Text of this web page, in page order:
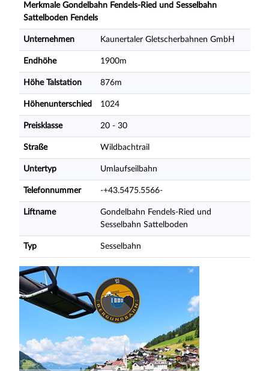
Merkmale Gondelbahn Fendels-Ried und Sesselbahn
Sattelboden Fendels
Unternehmen Kaunertaler Gletscherbahnen GmbH
Endhöhe 1900m
Höhe Talstation 876m
Höhenunterschied 1024
Preisklasse 20 - 30
Straße Wildbachtrail
Untertyp Umlaufseilbahn
Telefonnummer -+43.5475.5566-
Liftname
Gondelbahn Fendels-Ried und
Sesselbahn Sattelboden
Typ Sesselbahn